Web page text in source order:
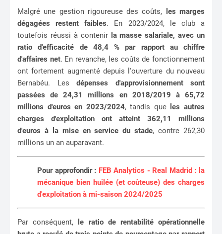
Malgré une gestion rigoureuse des coûts,
les marges
dégagées restent faibles. En 2023/2024, le club a
toutefois réussi à contenir la masse salariale, avec un
ratio d'efficacité de 48,4 % par rapport au chiffre
d'affaires net. En revanche, les coûts de fonctionnement
ont fortement augmenté depuis l'ouverture du nouveau
Bernabéu. Les dépenses d'approvisionnement sont
passées de 24,31 millions en 2018/2019 à 65,72
millions d'euros en 2023/2024, tandis que
les autres
charges d'exploitation ont atteint 362,11 millions
d'euros à la mise en service du stade, contre 262,30
millions un an auparavant.
Pour approfondir : FEB Analytics - Real Madrid : la
mécanique bien huilée (et coûteuse) des charges
d'exploitation à mi-saison 2024/2025
Par conséquent,
le ratio de rentabilité opérationnelle